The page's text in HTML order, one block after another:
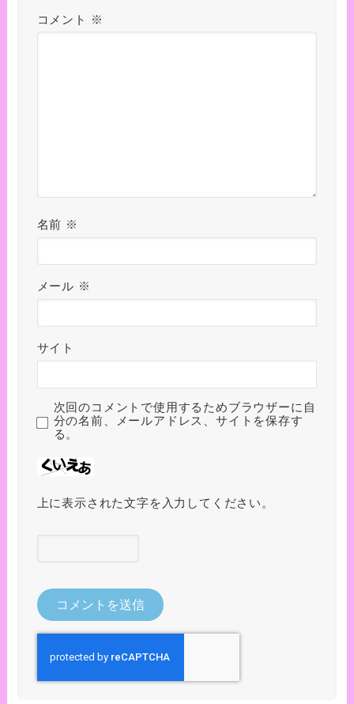
コメント ※
名前 ※
メール ※
サイト
次回のコメントで使用するためブラウザーに自
分の名前、メールアドレス、サイトを保存す
る。
上に表示された文字を入力してください。